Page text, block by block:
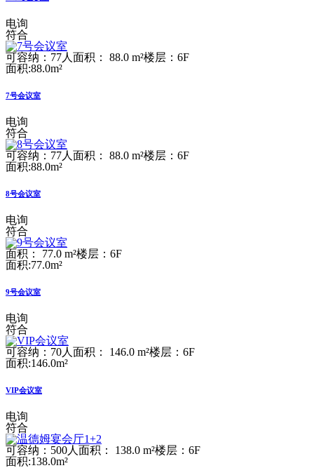
电询
符合
可容纳：77人 面积： 88.0 m²楼层：6F
面积:88.0m²
7号会议室
电询
符合
可容纳：77人 面积： 88.0 m²楼层：6F
面积:88.0m²
8号会议室
电询
符合
面积： 77.0 m²楼层：6F
面积:77.0m²
9号会议室
电询
符合
可容纳：70人 面积： 146.0 m²楼层：6F
面积:146.0m²
VIP会议室
电询
符合
可容纳：500人 面积： 138.0 m²楼层：6F
面积:138.0m²